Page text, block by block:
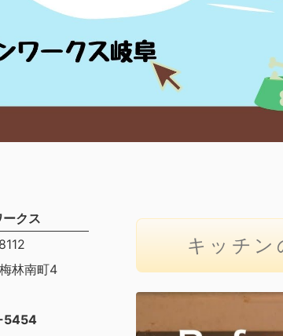
キッチ
クス
林南町4
5454